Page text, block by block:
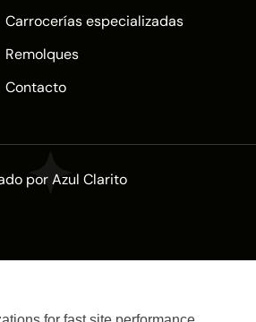
Carrocerías especializadas
Remolques
Contacto
por Azul Clarito